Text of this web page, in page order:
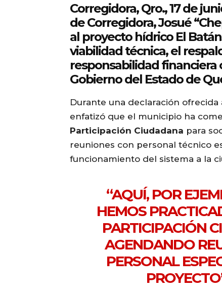
Corregidora, Qro., 17 de
de Corregidora, Josué
al proyecto hídrico El
viabilidad técnica, el
responsabilidad financiera
Gobierno del Estado de
Durante una declaración
enfatizó que el municipio ha
Participación Ciudadana para
reuniones con personal técnico
funcionamiento del sistema a la
“AQUÍ, POR
HEMOS
PARTICIPACIÓN
AGENDANDO
PERSONAL